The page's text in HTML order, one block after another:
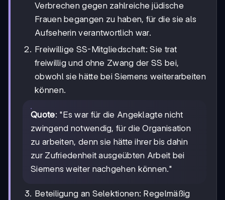
Verbrechen gegen zahlreiche jüdische
Frauen begangen zu haben, für die sie als
Aufseherin verantwortlich war.
Freiwillige SS-Mitgliedschaft: Sie trat
freiwillig und ohne Zwang der SS bei,
obwohl sie hätte bei Siemens weiterarbeiten
können.
Quote: "Es war für die Angeklagte nicht
zwingend notwendig, für die Organisation
zu arbeiten, denn sie hätte ihrer bis dahin
zur Zufriedenheit ausgeübten Arbeit bei
Siemens weiter nachgehen können."
Beteiligung an Selektionen: Regelmäßig